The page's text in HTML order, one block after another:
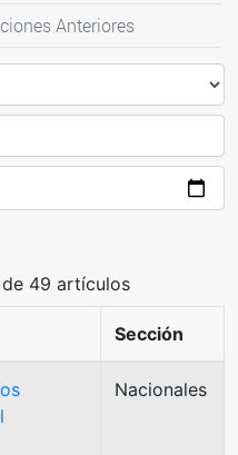
Anteriores
49 artículos
Sección
Nacionales